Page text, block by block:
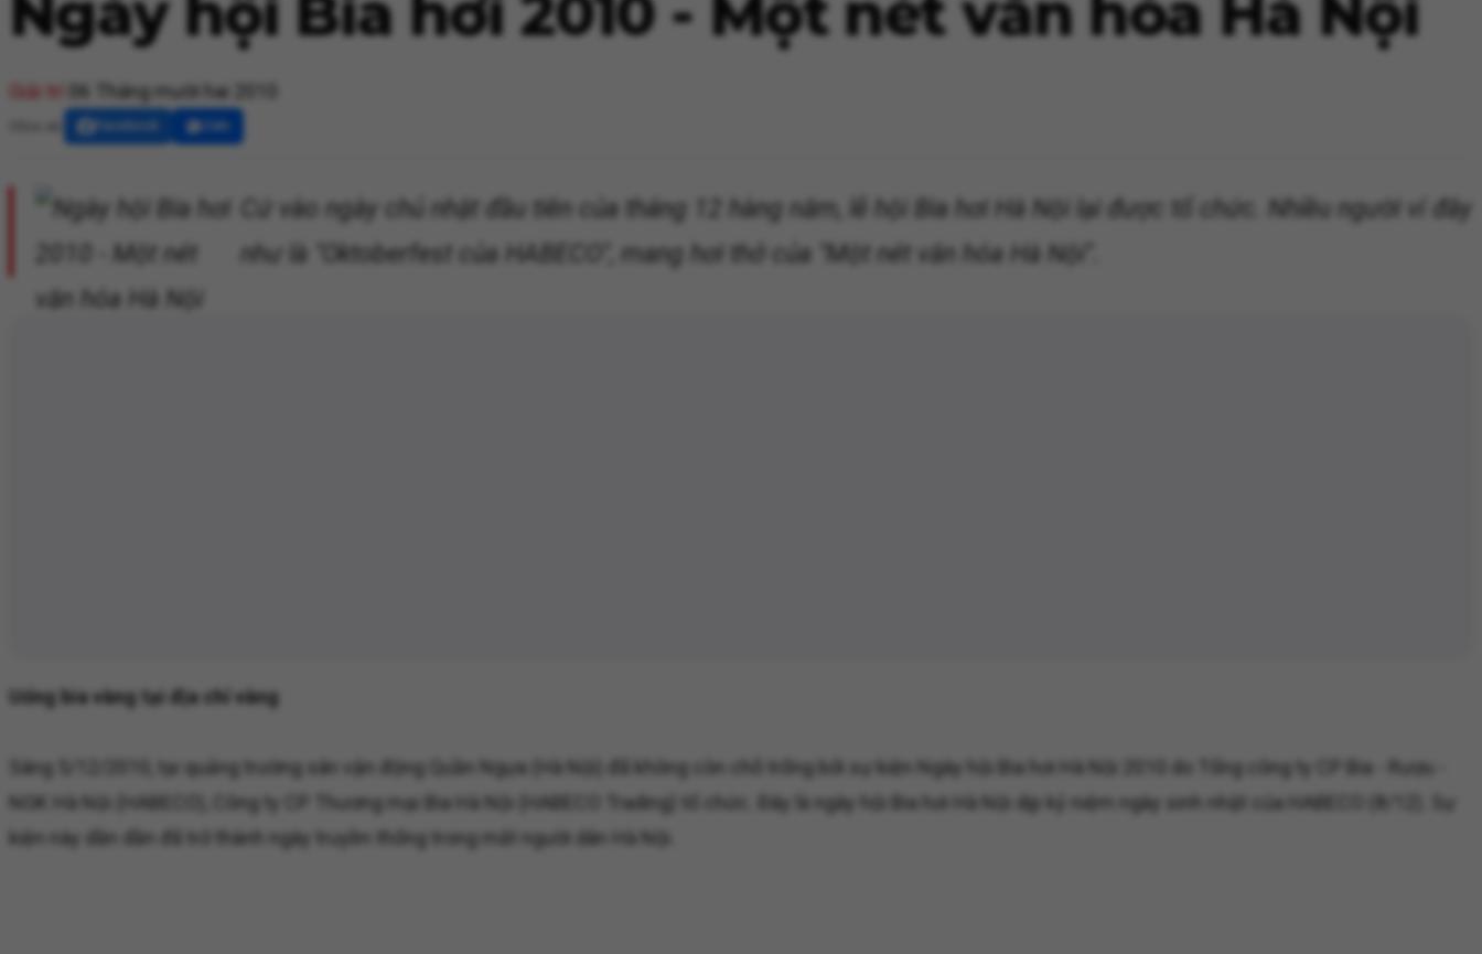
Giải trí 06 Tháng mười hai 2010
Cứ vào ngày chủ nhật đầu tiên của tháng 12 hàng năm, lễ hội Bia hơi Hà Nội lại được tổ chức. Nhiều người ví đây
như là "Oktoberfest của HABECO", mang hơi thở của "Một nét văn hóa Hà Nội".
Uống bia vàng tại địa chỉ vàng
Sáng 5/12/2010, tại quảng trường sân vận động Quần Ngựa (Hà Nội) đã không còn chỗ trống bởi sự kiện Ngày hội Bia hơi Hà Nội 2010 do Tổng công ty CP Bia - Rượu -
NGK Hà Nội (HABECO), Công ty CP Thương mại Bia Hà Nội (HABECO Trading) tổ chức. Đây là ngày hội Bia hơi Hà Nội dịp kỷ niệm ngày sinh nhật của HABECO (8/12). Sự
kiện này dần dần đã trở thành ngày truyền thống trong mắt người dân Hà Nội.